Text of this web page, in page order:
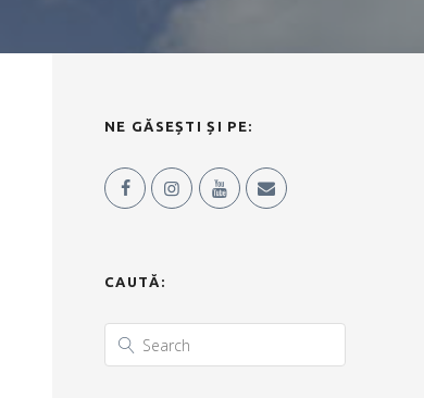
NE GĂSEȘTI ȘI PE:
CAUTĂ: